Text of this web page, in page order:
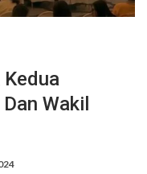
Kedua
Wakil